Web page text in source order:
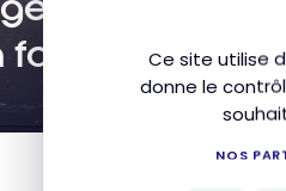
Ce site utilise
donne le
NOS
| Voyage en famille